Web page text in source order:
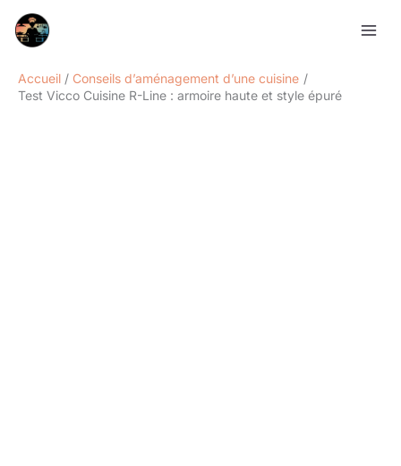
Accueil
Conseils d’aménagement d’une cuisine
Test Vicco Cuisine R-Line : armoire haute et style épuré
Rechercher